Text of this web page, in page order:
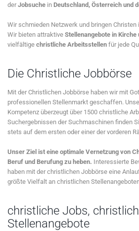
derJobsuche in Deutschland, Österreich und
Wir schmieden Netzwerk und bringen Christen
Wir bieten attraktive Stellenangebote in Kirche
vielfältige christliche Arbeitsstellen für jede
Die Christliche Jobbörse
Mit der Christlichen Jobbörse haben wir mit
professionellen Stellenmarkt geschaffen.
Kompetenz überzeugt über 1500 christliche
Suchergebnissen der Suchmaschinen finden
stets auf dem ersten oder einer der vorderen
Unser Ziel ist eine optimale Vernetzung von
Beruf und Berufung zu heben. Interessierte
haben mit der christlichen Jobbörse eine
größte Vielfalt an christlichen
christliche Jobs,
Stellenangebote